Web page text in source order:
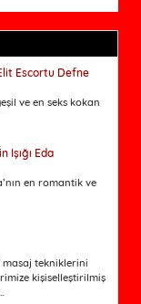
Escortu Defne
ve en seks kokan
Işığı Eda
en romantik ve
masaj tekniklerini
kişiselleştirilmiş